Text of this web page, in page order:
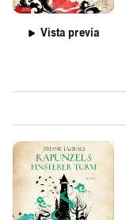
Vista previa